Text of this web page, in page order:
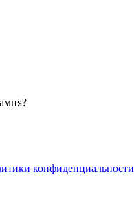
конфиденциальности